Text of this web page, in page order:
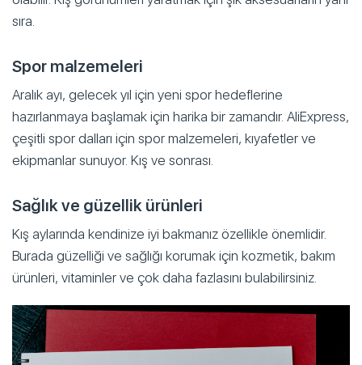
sıra.
Spor malzemeleri
Aralık ayı, gelecek yıl için yeni spor hedeflerine
hazırlanmaya başlamak için harika bir zamandır. AliExpress,
çeşitli spor dalları için spor malzemeleri, kıyafetler ve
ekipmanlar sunuyor. Kış ve sonrası.
Sağlık ve güzellik ürünleri
Kış aylarında kendinize iyi bakmanız özellikle önemlidir.
Burada güzelliği ve sağlığı korumak için kozmetik, bakım
ürünleri, vitaminler ve çok daha fazlasını bulabilirsiniz.